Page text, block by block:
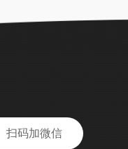
扫码加微信